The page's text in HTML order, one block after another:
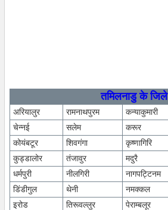
तमिलनाडु के जिले
अरियालुर रामनाथपुरम कन्याकुमारी
चेन्नई
सलेम करूर
कोयंबटूर
शिवगंगा कृष्णागिरि
कुड्डालोर
तंजावुर मदुरै
धर्मपुरी
नीलगिरी नागपट्टिनम
डिंडीगुल
थेनी नमक्कल
इरोड
तिरूवल्लुर पेराम्बलूर